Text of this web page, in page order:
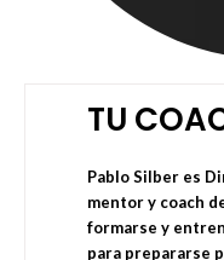
TU
Pablo Silber es
mentor y coach
formarse y
para prepararse